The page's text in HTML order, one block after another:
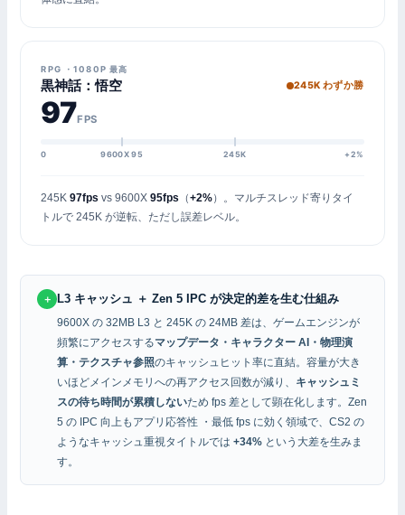
RPG ・1080P 最高
黒神話：悟空 245K わずか勝
97FPS
0 9600X 95 245K +2%
245K97fps vs 9600X95fps （+2%）。マルチスレッド寄りタイ
トルで 245K が逆転、ただし誤差レベル。
＋ L3 キャッシュ ＋ Zen 5 IPC が決定的差を生む仕組み
9600X の 32MB L3 と 245K の 24MB 差は、ゲームエンジンが
頻繁にアクセスするマップデータ・キャラクター AI・物理演
算・テクスチャ参照のキャッシュヒット率に直結。容量が大き
いほどメインメモリへの再アクセス回数が減り、 キャッシュミ
スの待ち時間が累積しないため fps 差として顕在化します。Zen
5 の IPC 向上もアプリ応答性 ・最低 fps に効く領域で、CS2 の
ようなキャッシュ重視タイトルでは+34% という大差を生みま
す。